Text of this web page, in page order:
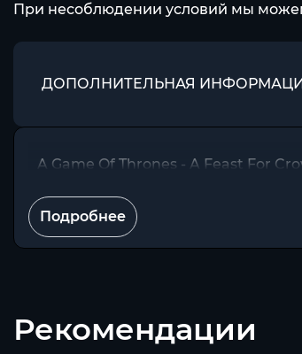
При несоблюдении условий мы можем
ДОПОЛНИТЕЛЬНАЯ
A Game Of Thrones - A Feast For
Подробнее
Рекомендации